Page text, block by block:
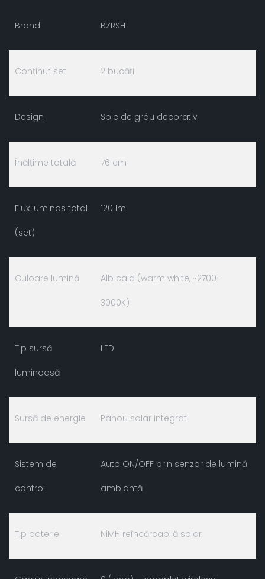
Brand BZRSH
Conținut set 2 bucăți
Design Spic de grâu decorativ
Înălțime totală 76 cm
Flux luminos total
(set)
120 lm
Culoare lumină Alb cald (warm white, ~2700–
3000K)
Tip sursă
luminoasă
LED
Sursă de energie Panou solar integrat
Sistem de
control
Auto ON/OFF prin senzor de lumină
ambiantă
Tip baterie NiMH reîncărcabilă solar